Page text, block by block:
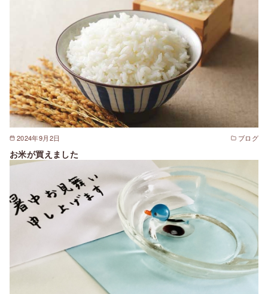
2024年9月2日 ブログ
お米が買えました